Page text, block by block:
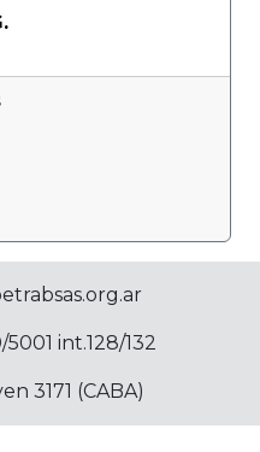
int.128/132
3171 (CABA)